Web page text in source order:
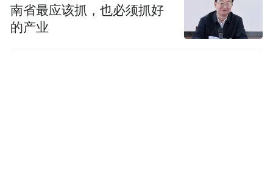
南省最应该抓，也必须抓好
的产业